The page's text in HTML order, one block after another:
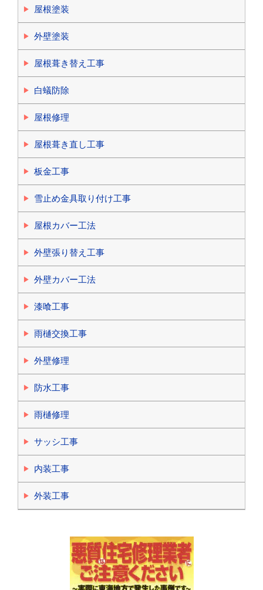
屋根塗装
外壁塗装
屋根葺き替え工事
白蟻防除
屋根修理
屋根葺き直し工事
板金工事
雪止め金具取り付け工事
屋根カバー工法
外壁張り替え工事
外壁カバー工法
漆喰工事
雨樋交換工事
外壁修理
防水工事
雨樋修理
サッシ工事
内装工事
外装工事